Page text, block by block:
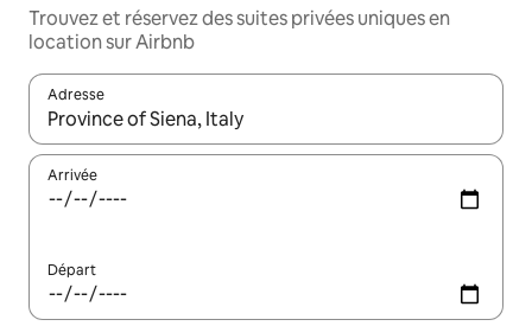
Trouvez et réservez des suites privées uniques en
location sur Airbnb
Adresse
Lorsque les résultats s'affichent, utilisez les flèches vers le
Arrivée
Départ